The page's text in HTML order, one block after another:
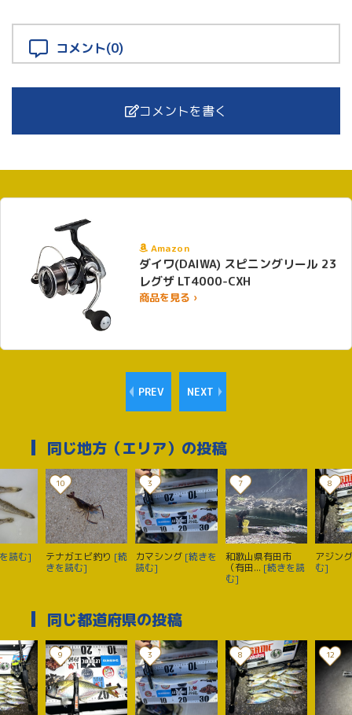
コメント(0)
コメントを書く
Amazon
ダイワ(DAIWA) スピニングリール 23
レグザ LT4000-CXH
商品を見る ›
PREV NEXT
同じ地方（エリア）の投稿
読む]
10
テナガエビ釣り [続
きを読む]
3
カマシング [続きを
読む]
7
和歌山県有田市
（有田... [続きを読
む]
8
アジン
む]
同じ都道府県の投稿
9 3 8 12